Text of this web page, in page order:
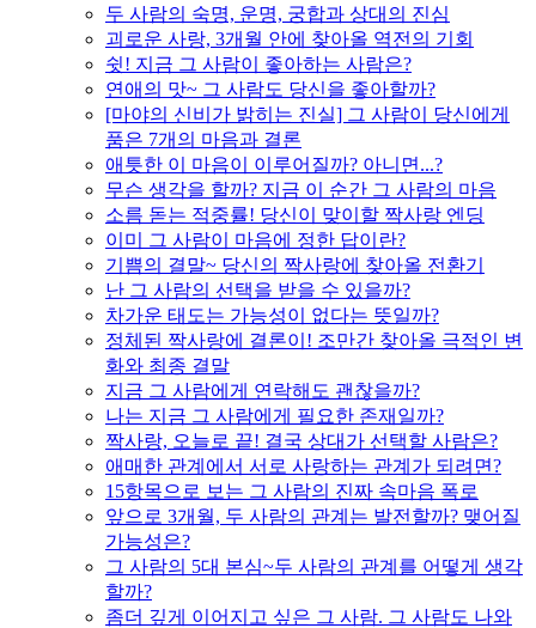
두 사람의 숙명, 운명, 궁합과 상대의 진심
괴로운 사랑, 3개월 안에 찾아올 역전의 기회
쉿! 지금 그 사람이 좋아하는 사람은?
연애의 맛~ 그 사람도 당신을 좋아할까?
[마야의 신비가 밝히는 진실] 그 사람이 당신에게
품은 7개의 마음과 결론
애틋한 이 마음이 이루어질까? 아니면...?
무슨 생각을 할까? 지금 이 순간 그 사람의 마음
소름 돋는 적중률! 당신이 맞이할 짝사랑 엔딩
이미 그 사람이 마음에 정한 답이란?
기쁨의 결말~ 당신의 짝사랑에 찾아올 전환기
난 그 사람의 선택을 받을 수 있을까?
차가운 태도는 가능성이 없다는 뜻일까?
정체된 짝사랑에 결론이! 조만간 찾아올 극적인 변
화와 최종 결말
지금 그 사람에게 연락해도 괜찮을까?
나는 지금 그 사람에게 필요한 존재일까?
짝사랑, 오늘로 끝! 결국 상대가 선택할 사람은?
애매한 관계에서 서로 사랑하는 관계가 되려면?
15항목으로 보는 그 사람의 진짜 속마음 폭로
앞으로 3개월, 두 사람의 관계는 발전할까? 맺어질
가능성은?
그 사람의 5대 본심~두 사람의 관계를 어떻게 생각
할까?
좀더 깊게 이어지고 싶은 그 사람. 그 사람도 나와